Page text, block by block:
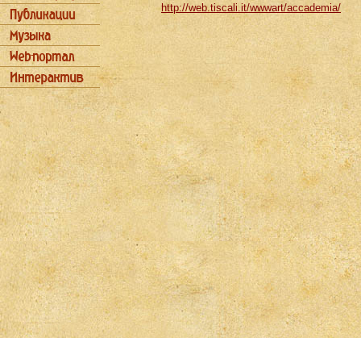
http://web.tiscali.it/wwwart/accademia/